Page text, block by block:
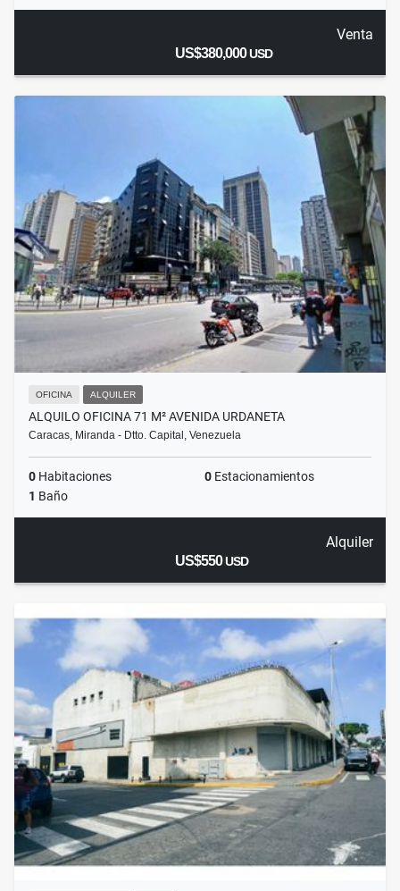
Venta
US$380,000USD
OFICINA ALQUILER
ALQUILO OFICINA 71 M² AVENIDA URDANETA
Caracas, Miranda - Dtto. Capital, Venezuela
0 Habitaciones 0 Estacionamientos
1 Baño
Alquiler
US$550USD